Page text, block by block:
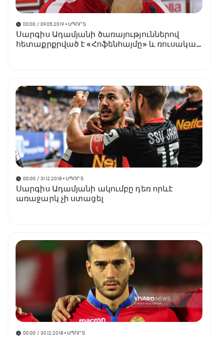
00:00 / 09.05.2019• ՍՊՈՐՏ
Սարգիս Ադամյանի ծառայություններով
հետաքրքրված է «Հոֆենհայմը» և ռուսական
00:00 / 31.12.2018• ՍՊՈՐՏ
Սարգիս Ադամյանի ակումբը դեռ որևէ
առաջարկ չի ստացել
00:00 / 30.12.2018• ՍՊՈՐՏ